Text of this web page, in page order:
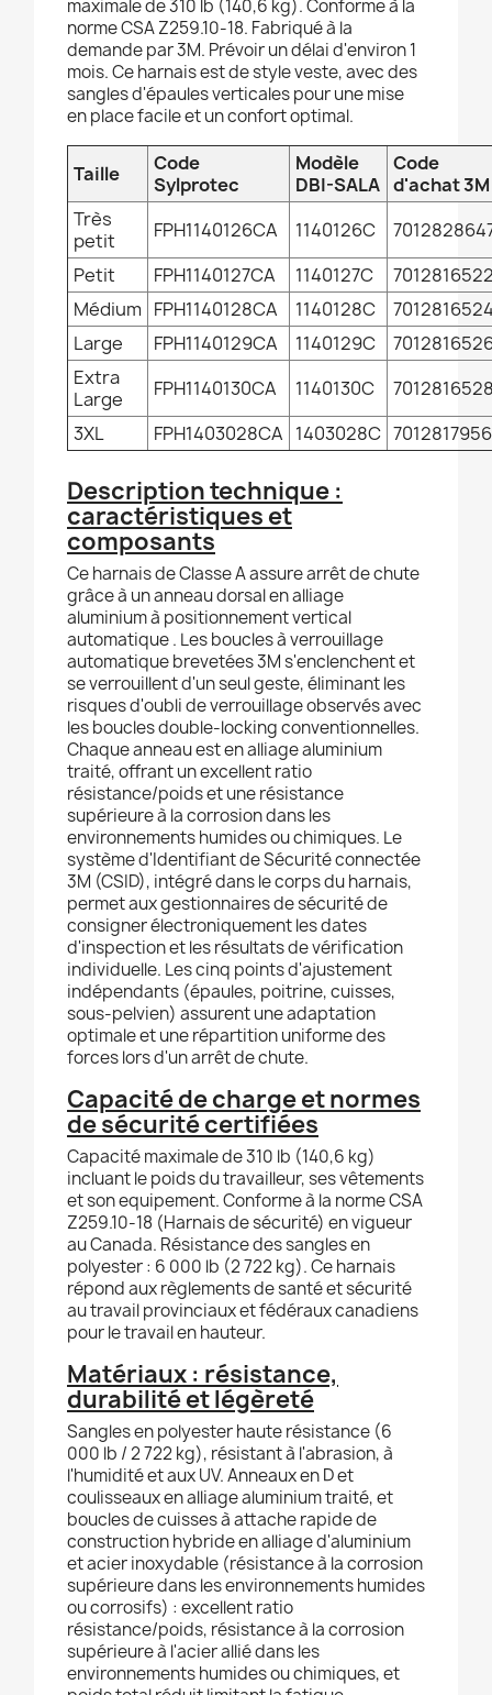
maximale de 310 lb (140,6 kg). Conforme à la
norme CSA Z259.10-18. Fabriqué à la
demande par 3M. Prévoir un délai d'environ 1
mois. Ce harnais est de style veste, avec des
sangles d'épaules verticales pour une mise
en place facile et un confort optimal.
Taille
Code
Sylprotec
Modèle
DBI-SALA
Code
d'achat 3M
Très
petit
FPH1140126CA 1140126C
Petit
FPH1140127CA 1140127C
Médium FPH1140128CA 1140128C
Large
FPH1140129CA 1140129C
Extra
Large
FPH1140130CA 1140130C
3XL
FPH1403028CA 1403028C 7012817956
Description technique :
caractéristiques et
composants
Ce harnais de Classe A assure arrêt de chute
grâce à un anneau dorsal en alliage
aluminium à positionnement vertical
automatique . Les boucles à verrouillage
automatique brevetées 3M s'enclenchent et
se verrouillent d'un seul geste, éliminant les
risques d'oubli de verrouillage observés avec
les boucles double-locking conventionnelles.
Chaque anneau est en alliage aluminium
traité, offrant un excellent ratio
résistance/poids et une résistance
supérieure à la corrosion dans les
environnements humides ou chimiques. Le
système d'Identifiant de Sécurité connectée
3M (CSID), intégré dans le corps du harnais,
permet aux gestionnaires de sécurité de
consigner électroniquement les dates
d'inspection et les résultats de vérification
individuelle. Les cinq points d'ajustement
indépendants (épaules, poitrine, cuisses,
sous-pelvien) assurent une adaptation
optimale et une répartition uniforme des
forces lors d'un arrêt de chute.
Capacité de charge et normes
de sécurité certifiées
Capacité maximale de 310 lb (140,6 kg)
incluant le poids du travailleur, ses vêtements
et son equipement. Conforme à la norme CSA
Z259.10-18 (Harnais de sécurité) en vigueur
au Canada. Résistance des sangles en
polyester : 6 000 lb (2 722 kg). Ce harnais
répond aux règlements de santé et sécurité
au travail provinciaux et fédéraux canadiens
pour le travail en hauteur.
Matériaux : résistance,
durabilité et légèreté
Sangles en polyester haute résistance (6
000 lb / 2 722 kg), résistant à l'abrasion, à
l'humidité et aux UV. Anneaux en D et
coulisseaux en alliage aluminium traité, et
boucles de cuisses à attache rapide de
construction hybride en alliage d'aluminium
et acier inoxydable (résistance à la corrosion
supérieure dans les environnements humides
ou corrosifs) : excellent ratio
résistance/poids, résistance à la corrosion
supérieure à l'acier allié dans les
environnements humides ou chimiques, et